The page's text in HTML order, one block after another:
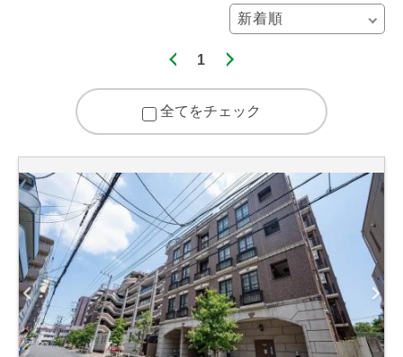
1
全てをチェック